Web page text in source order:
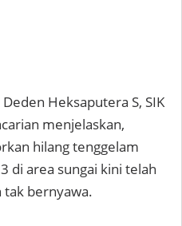
Heksaputera S, SIK
menjelaskan,
hilang tenggelam
di area sungai kini telah
tak bernyawa.